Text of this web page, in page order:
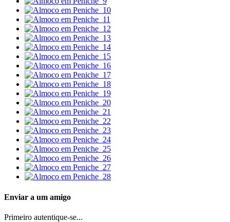
Enviar a um amigo
Primeiro autentique-se...